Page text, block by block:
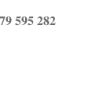
𝟓𝟗𝟓 𝟐𝟖𝟐